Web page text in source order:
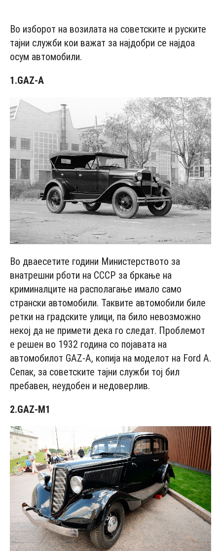
Во изборот на возилата на советските и руските
тајни служби кои важат за најдобри се најдоа
осум автомобили.
1.GAZ-A
Во дваесетите години Министерството за
внатрешни рботи на СССР за бркање на
криминалците на располагање имало само
странски автомобили. Таквите автомобили биле
ретки на градските улици, па било невозможно
некој да не примети дека го следат. Проблемот
е решен во 1932 година со појавата на
автомобилот GAZ-A, копија на моделот на Ford А.
Сепак, за советските тајни служби тој бил
пребавен, неудобен и недоверлив.
2.GAZ-M1